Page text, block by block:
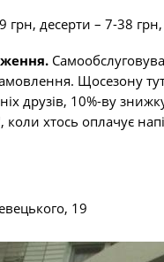
грн, десерти – 7-38
Щосезону
друзів, 10%-ву
коли хтось оплачує
19